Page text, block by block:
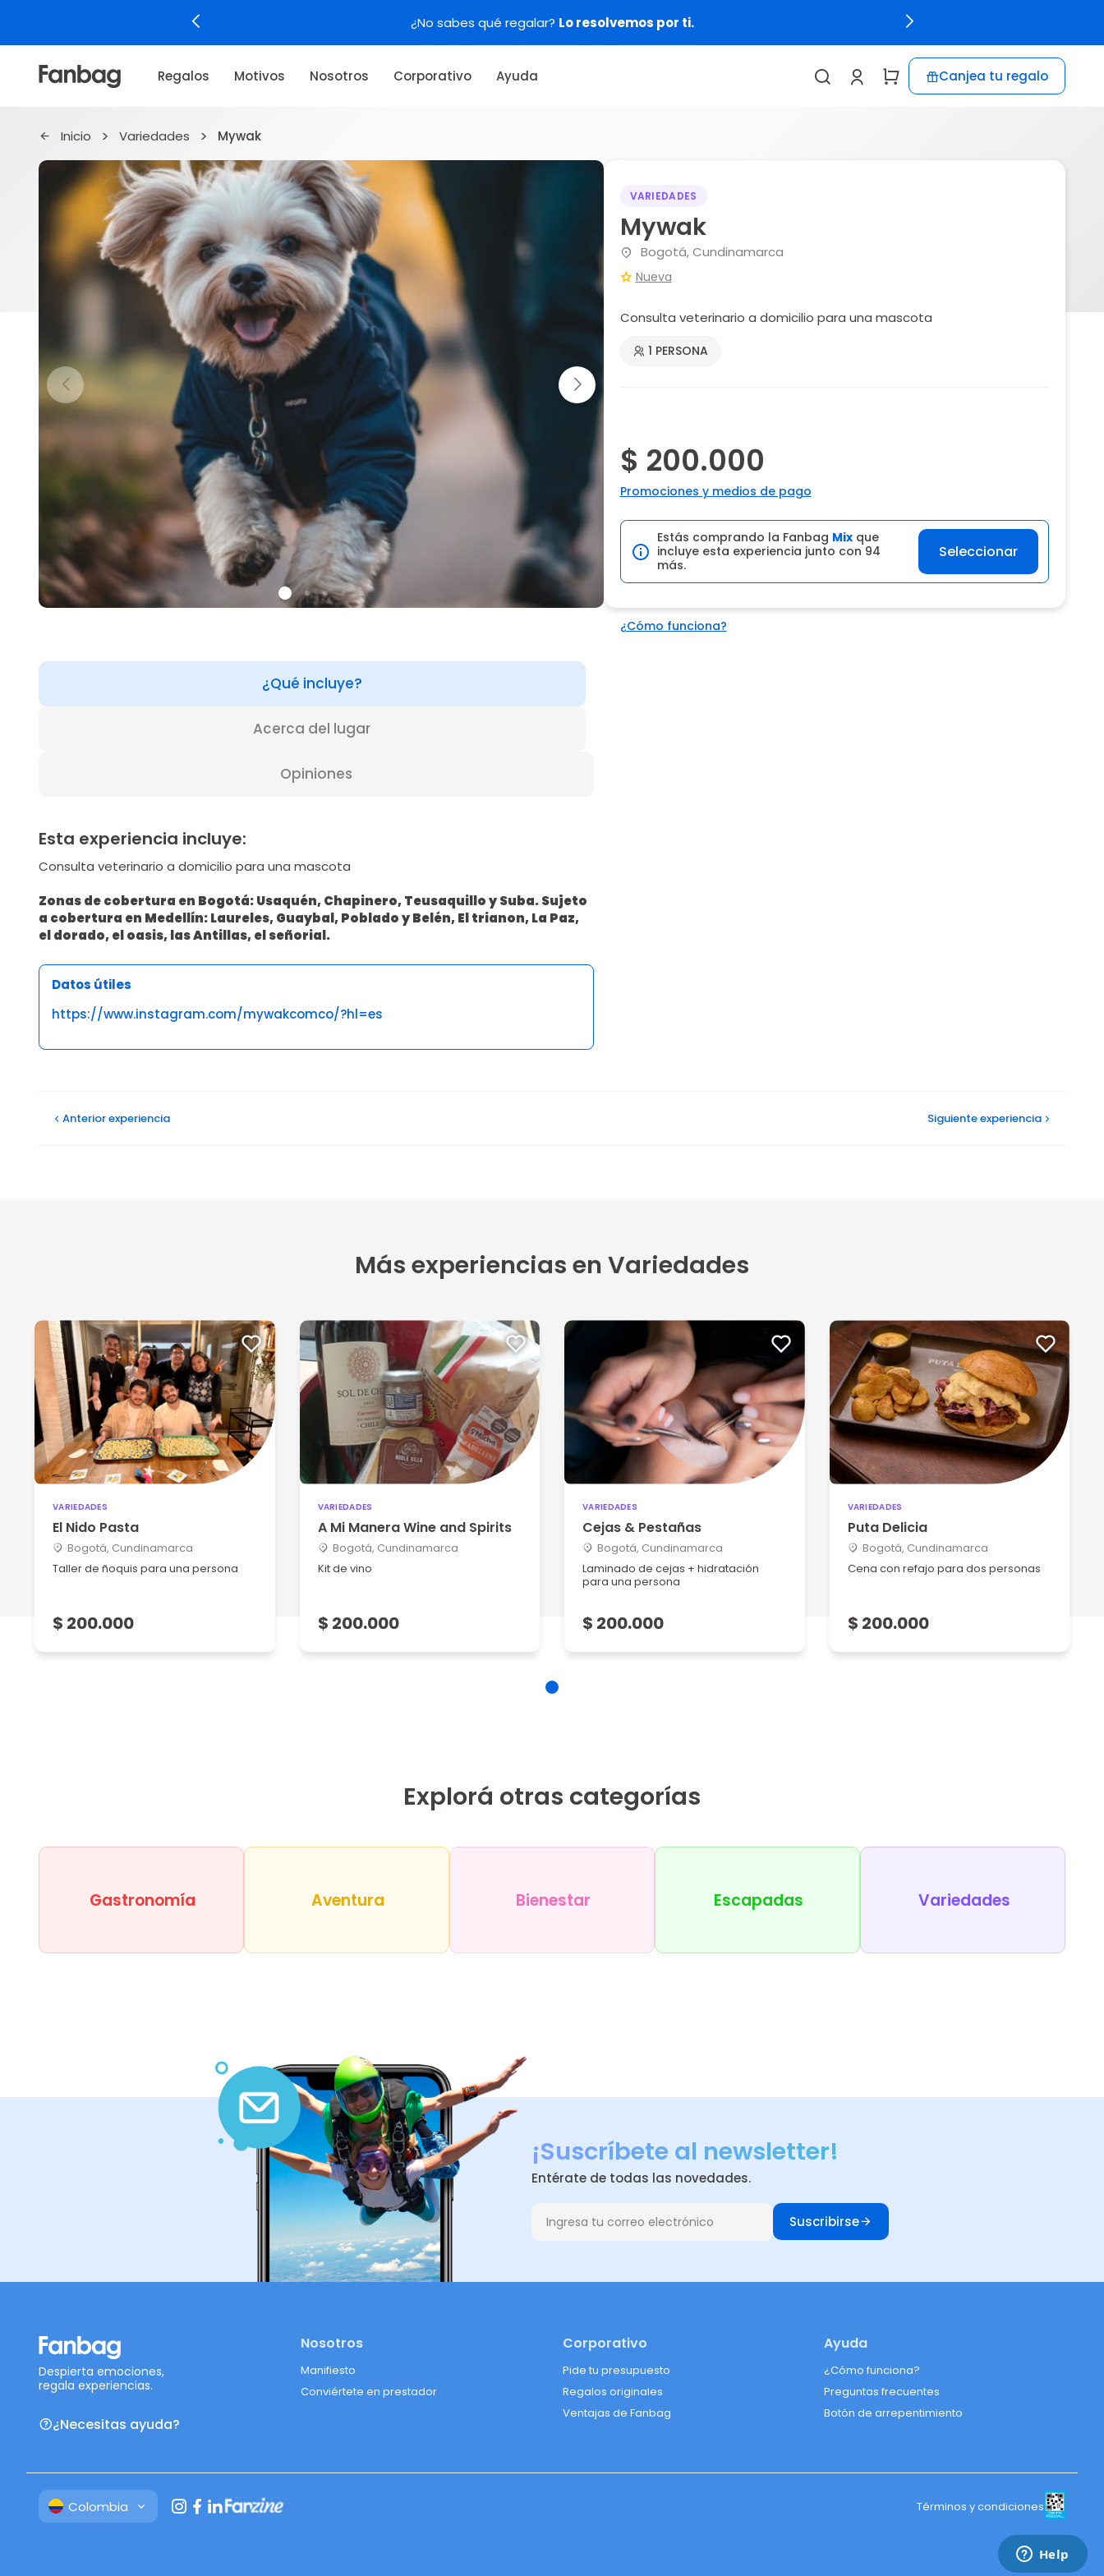
¿No sabes qué regalar? Lo resolvemos por ti.
Regalos Motivos Nosotros Corporativo Ayuda Canjea tu regalo
Inicio Variedades Mywak
VARIEDADES
Mywak
Bogotá, Cundinamarca
Nueva
Consulta veterinario a domicilio para una mascota
1 PERSONA
$ 200.000
Promociones y medios de pago
Estás comprando la Fanbag Mixque
incluye esta experiencia junto con 94
más.
Seleccionar
¿Cómo funciona?
¿Qué incluye?
Acerca del lugar
Opiniones
Esta experiencia incluye:
Consulta veterinario a domicilio para una mascota
Zonas de cobertura en Bogotá: Usaquén, Chapinero, Teusaquillo y Suba.Sujeto
a cobertura en Medellín: Laureles, Guaybal, Poblado y Belén, El trianon, La Paz,
el dorado, el oasis, las Antillas, el señorial.
Datos útiles
https://www.instagram.com/mywakcomco/?hl=es
Anteriorexperiencia Siguienteexperiencia
Más experiencias en Variedades
VARIEDADES
El Nido Pasta
Bogotá, Cundinamarca
Taller de ñoquis para una persona
$ 200.000
VARIEDADES
A Mi Manera Wine and Spirits
Bogotá, Cundinamarca
Kit de vino
$ 200.000
VARIEDADES
Cejas & Pestañas
Bogotá, Cundinamarca
Laminado de cejas + hidratación
para una persona
$ 200.000
VARIEDADES
Puta Delicia
Bogotá, Cundinamarca
Cena con refajo para dos personas
$ 200.000
Explorá otras categorías
Gastronomía Aventura Bienestar Escapadas Variedades
¡Suscríbete al newsletter!
Entérate de todas las novedades.
Suscribirse
Despierta emociones,
regala experiencias.
¿Necesitas ayuda?
Nosotros
Manifiesto
Conviértete en prestador
Corporativo
Pide tu presupuesto
Regalos originales
Ventajas de Fanbag
Ayuda
¿Cómo funciona?
Preguntas frecuentes
Botón de arrepentimiento
Colombia Términos y condiciones